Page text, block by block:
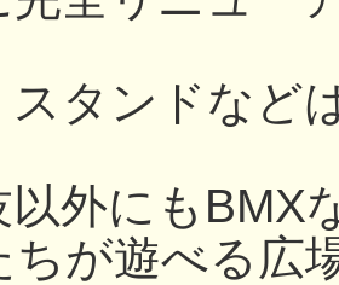
スタンドなど
以外にもBMX
ちが遊べる広